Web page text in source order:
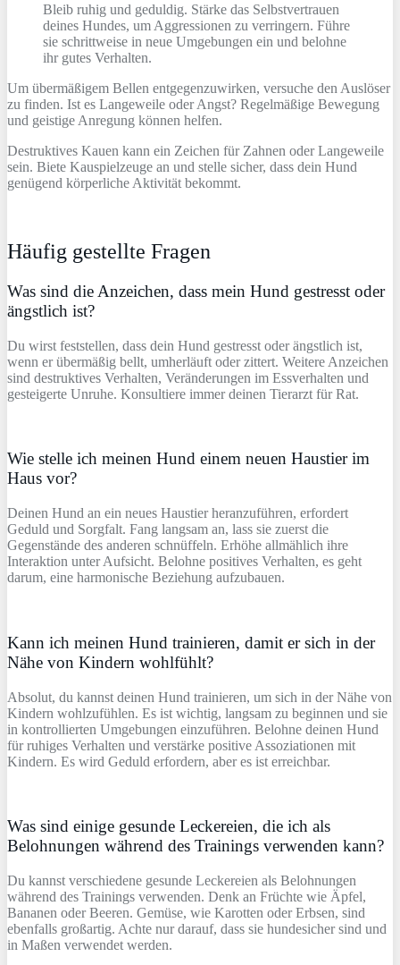
Bleib ruhig und geduldig. Stärke das Selbstvertrauen
deines Hundes, um Aggressionen zu verringern. Führe
sie schrittweise in neue Umgebungen ein und belohne
ihr gutes Verhalten.
Um übermäßigem Bellen entgegenzuwirken, versuche den Auslöser
zu finden. Ist es Langeweile oder Angst? Regelmäßige Bewegung
und geistige Anregung können helfen.
Destruktives Kauen kann ein Zeichen für Zahnen oder Langeweile
sein. Biete Kauspielzeuge an und stelle sicher, dass dein Hund
genügend körperliche Aktivität bekommt.
Häufig gestellte Fragen
Was sind die Anzeichen, dass mein Hund gestresst oder
ängstlich ist?
Du wirst feststellen, dass dein Hund gestresst oder ängstlich ist,
wenn er übermäßig bellt, umherläuft oder zittert. Weitere Anzeichen
sind destruktives Verhalten, Veränderungen im Essverhalten und
gesteigerte Unruhe. Konsultiere immer deinen Tierarzt für Rat.
Wie stelle ich meinen Hund einem neuen Haustier im
Haus vor?
Deinen Hund an ein neues Haustier heranzuführen, erfordert
Geduld und Sorgfalt. Fang langsam an, lass sie zuerst die
Gegenstände des anderen schnüffeln. Erhöhe allmählich ihre
Interaktion unter Aufsicht. Belohne positives Verhalten, es geht
darum, eine harmonische Beziehung aufzubauen.
Kann ich meinen Hund trainieren, damit er sich in der
Nähe von Kindern wohlfühlt?
Absolut, du kannst deinen Hund trainieren, um sich in der Nähe von
Kindern wohlzufühlen. Es ist wichtig, langsam zu beginnen und sie
in kontrollierten Umgebungen einzuführen. Belohne deinen Hund
für ruhiges Verhalten und verstärke positive Assoziationen mit
Kindern. Es wird Geduld erfordern, aber es ist erreichbar.
Was sind einige gesunde Leckereien, die ich als
Belohnungen während des Trainings verwenden kann?
Du kannst verschiedene gesunde Leckereien als Belohnungen
während des Trainings verwenden. Denk an Früchte wie Äpfel,
Bananen oder Beeren. Gemüse, wie Karotten oder Erbsen, sind
ebenfalls großartig. Achte nur darauf, dass sie hundesicher sind und
in Maßen verwendet werden.